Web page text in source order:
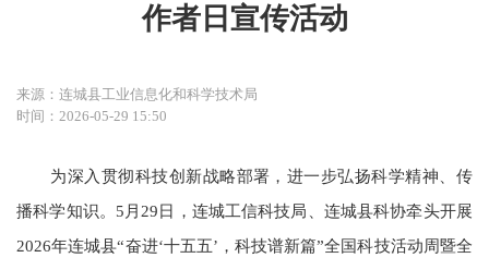
作者日宣传活动
来源：连城县工业信息化和科学技术局
时间：2026-05-29 15:50
为深入贯彻科技创新战略部署，进一步弘扬科学精神、传
播科学知识。5月29日，连城工信科技局、连城县科协牵头开展
2026年连城县“奋进‘十五五’，科技谱新篇”全国科技活动周暨全